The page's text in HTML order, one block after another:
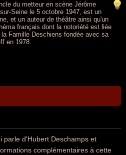
du metteur en scène Jérôme
Seine le 5 octobre 1947, est un
et un auteur de théâtre ainsi qu'un
français dont la notoriété est liée
Famille Deschiens fondée avec sa
en 1978.
parle d'Hubert Deschamps et
complémentaires à cette